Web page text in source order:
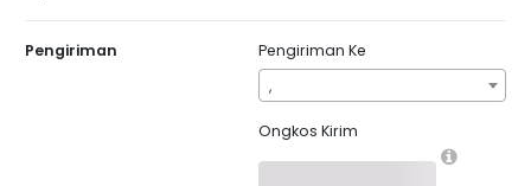
Pengiriman
Pengiriman Ke
,
Ongkos Kirim